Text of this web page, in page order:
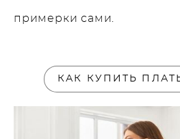
примерки сами.
КАК КУПИТЬ